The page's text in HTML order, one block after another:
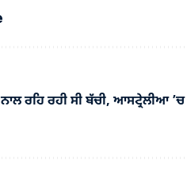
ਨਾਲ ਰਹਿ ਰਹੀ ਸੀ ਬੱਚੀ, ਆਸਟ੍ਰੇਲੀਆ ’ਚ